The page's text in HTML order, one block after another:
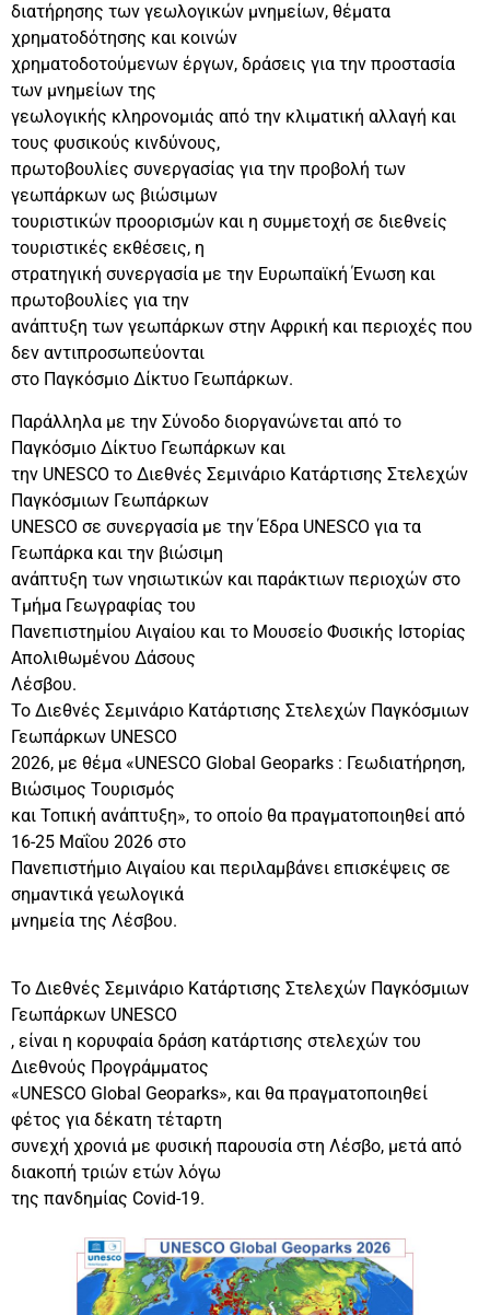
διατήρησης των γεωλογικών μνημείων, θέματα
χρηματοδότησης και κοινών
χρηματοδοτούμενων έργων, δράσεις για την προστασία
των μνημείων της
γεωλογικής κληρονομιάς από την κλιματική αλλαγή και
τους φυσικούς κινδύνους,
πρωτοβουλίες συνεργασίας για την προβολή των
γεωπάρκων ως βιώσιμων
τουριστικών προορισμών και η συμμετοχή σε διεθνείς
τουριστικές εκθέσεις, η
στρατηγική συνεργασία με την Ευρωπαϊκή Ένωση και
πρωτοβουλίες για την
ανάπτυξη των γεωπάρκων στην Αφρική και περιοχές που
δεν αντιπροσωπεύονται
στο Παγκόσμιο Δίκτυο Γεωπάρκων.
Παράλληλα με την Σύνοδο διοργανώνεται από το
Παγκόσμιο Δίκτυο Γεωπάρκων και
την UNESCO το Διεθνές Σεμινάριο Κατάρτισης Στελεχών
Παγκόσμιων Γεωπάρκων
UNESCO σε συνεργασία με την Έδρα UNESCO για τα
Γεωπάρκα και την βιώσιμη
ανάπτυξη των νησιωτικών και παράκτιων περιοχών στο
Τμήμα Γεωγραφίας του
Πανεπιστημίου Αιγαίου και το Μουσείο Φυσικής Ιστορίας
Απολιθωμένου Δάσους
Λέσβου.
Το Διεθνές Σεμινάριο Κατάρτισης Στελεχών Παγκόσμιων
Γεωπάρκων UNESCO
2026, με θέμα «UNESCO Global Geoparks : Γεωδιατήρηση,
Βιώσιμος Τουρισμός
και Τοπική ανάπτυξη», το οποίο θα πραγματοποιηθεί από
16-25 Μαΐου 2026 στο
Πανεπιστήμιο Αιγαίου και περιλαμβάνει επισκέψεις σε
σημαντικά γεωλογικά
μνημεία της Λέσβου.
Το Διεθνές Σεμινάριο Κατάρτισης Στελεχών Παγκόσμιων
Γεωπάρκων UNESCO
, είναι η κορυφαία δράση κατάρτισης στελεχών του
Διεθνούς Προγράμματος
«UNESCO Global Geoparks», και θα πραγματοποιηθεί
φέτος για δέκατη τέταρτη
συνεχή χρονιά με φυσική παρουσία στη Λέσβο, μετά από
διακοπή τριών ετών λόγω
της πανδημίας Covid-19.